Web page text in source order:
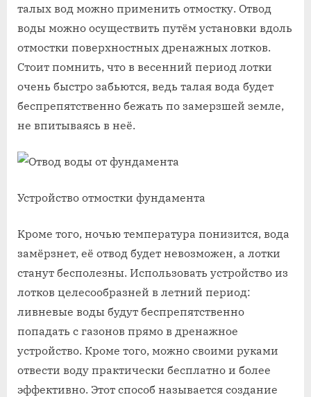
талых вод можно применить отмостку. Отвод
воды можно осуществить путём установки вдоль
отмостки поверхностных дренажных лотков.
Стоит помнить, что в весенний период лотки
очень быстро забьются, ведь талая вода будет
беспрепятственно бежать по замерзшей земле,
не впитываясь в неё.
Устройство отмостки фундамента
Кроме того, ночью температура понизится, вода
замёрзнет, её отвод будет невозможен, а лотки
станут бесполезны. Использовать устройство из
лотков целесообразней в летний период:
ливневые воды будут беспрепятственно
попадать с газонов прямо в дренажное
устройство. Кроме того, можно своими руками
отвести воду практически бесплатно и более
эффективно. Этот способ называется создание